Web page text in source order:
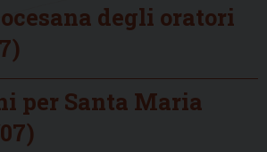
degli oratori
per Santa Maria